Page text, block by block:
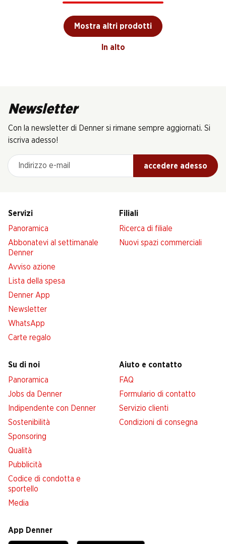
Mostra altri prodotti
In alto
Newsletter
Con la newsletter di Denner si rimane sempre aggiornati. Si
iscriva adesso!
Indirizzo e-mail
accedere adesso
Servizi
Panoramica
Abbonatevi al settimanale
Denner
Avviso azione
Lista della spesa
Denner App
Newsletter
WhatsApp
Carte regalo
Filiali
Ricerca di filiale
Nuovi spazi commerciali
Su di noi
Panoramica
Jobs da Denner
Indipendente con Denner
Sostenibilità
Sponsoring
Qualità
Pubblicità
Codice di condotta e
sportello
Media
Aiuto e contatto
FAQ
Formulario di contatto
Servizio clienti
Condizioni di consegna
App Denner